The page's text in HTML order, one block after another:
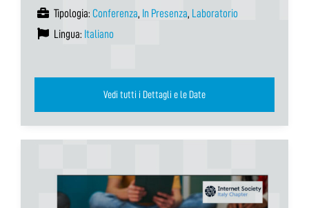
Tipologia: Conferenza, In Presenza, Laboratorio
Lingua: Italiano
Vedi tutti i Dettagli e le Date